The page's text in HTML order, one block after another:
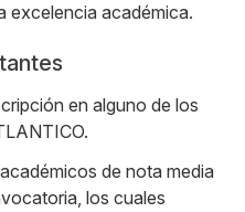
excelencia académica.
en alguno de los
de nota media
los cuales